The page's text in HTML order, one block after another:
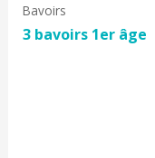
Bavoirs
3 bavoirs 1er âge